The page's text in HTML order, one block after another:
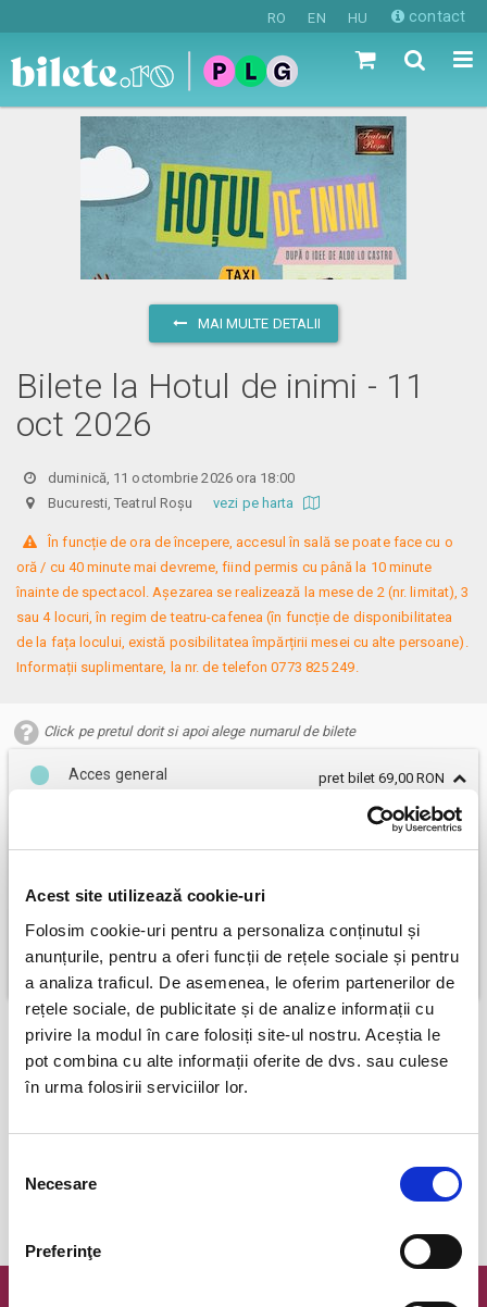
Acest site utilizează cookie-uri
Folosim cookie-uri pentru a personaliza conținutul și
anunțurile, pentru a oferi funcții de rețele sociale și pentru
a analiza traficul. De asemenea, le oferim partenerilor de
rețele sociale, de publicitate și de analize informații cu
privire la modul în care folosiți site-ul nostru. Aceștia le
pot combina cu alte informații oferite de dvs. sau culese
în urma folosirii serviciilor lor.
consimțământului
Necesare
Preferinţe
RO EN HU contact
MAI MULTE DETALII
Bilete la Hotul de inimi - 11
oct 2026
duminică, 11 octombrie 2026 ora 18:00
Bucuresti, Teatrul Roșu vezi pe harta
În funcție de ora de începere, accesul în sală se poate face cu o
oră / cu 40 minute mai devreme, fiind permis cu până la 10 minute
înainte de spectacol. Așezarea se realizează la mese de 2 (nr. limitat), 3
sau 4 locuri, în regim de teatru-cafenea (în funcție de disponibilitatea
de la fața locului, există posibilitatea împărțirii mesei cu alte persoane).
Informații suplimentare, la nr. de telefon 0773 825 249.
Click pe pretul dorit si apoi alege numarul de bilete
Acces general pret bilet 69,00 RON
69,00 RON
REZERVA
Plata online cu cardul
poti plati cu cardul online si primesti confirmarea comenzii instant
Be green! printeaza biletele acasa si economiseste energia si costul